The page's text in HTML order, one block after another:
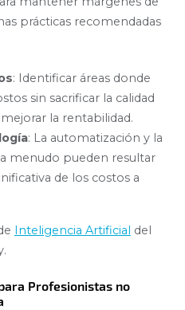
prácticas recomendadas
: Identificar áreas donde
sin sacrificar la calidad
la rentabilidad.
: La automatización y la
menudo pueden resultar
de los costos a
Inteligencia Artificial del
Profesionistas no